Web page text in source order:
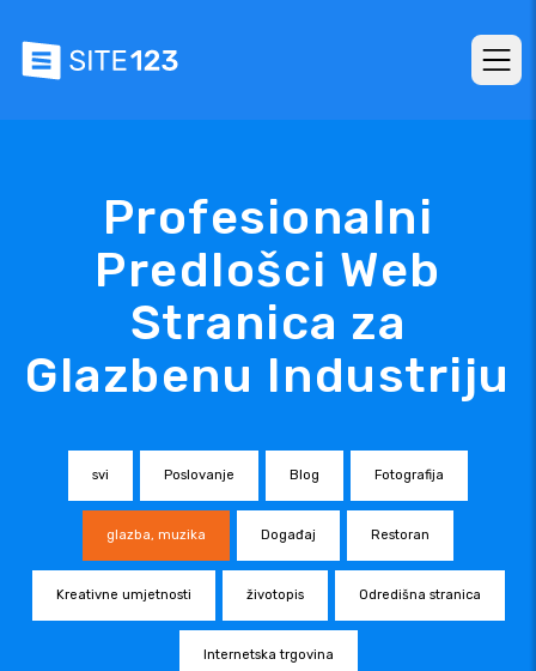
Profesionalni
Predlošci Web
Stranica za
Glazbenu Industriju
svi Poslovanje Blog Fotografija
glazba, muzika Događaj Restoran
Kreativne umjetnosti životopis Odredišna stranica
Internetska trgovina